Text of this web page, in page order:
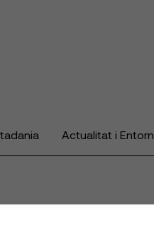
Actualitat i Entorn